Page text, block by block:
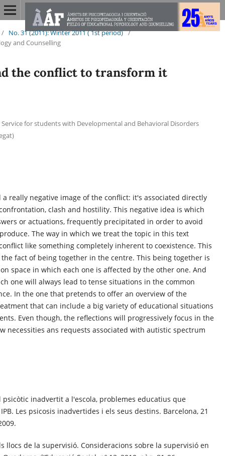
/ No. 31 (2011): Winter 2011 ( 1st period) /
and Counselling
the conflict to transform it
for students with Developmental and Behavioral Disorders
a really negative image of the conflict: it's associated directly
clash and hostility. This negative idea is which
or actuations, frequently precipitated in order to avoid
The way in which we treat the topic in this text
like something completely inherent to coexistence. This
fact of being together in the centre. This being together is
space in which each one is affected by the other one. And
one will always lead to tense situations in the common
In the one that pretends to offer an overview of the
that can include a big variety of educational situations
Even though, the reflections will progressively focus in the
necessities ans requests associated with autistic spectrum
psicòtic inadvertit a l'escola, problemes educatius que
Les psicosis inadvertides i els seus destins. Barcelona, 21
llocs de la supervisió. Consideracions sobre la supervisió en